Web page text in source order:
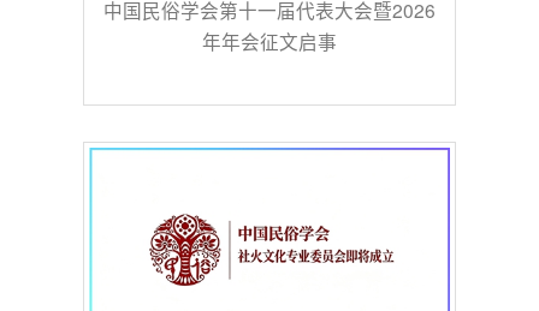
中国民俗学会第十一届代表大会暨2026
年年会征文启事